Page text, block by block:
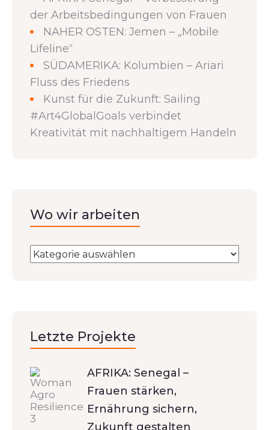
der Arbeitsbedingungen von Frauen
NAHER OSTEN: Jemen – „Mobile
Lifeline“
SÜDAMERIKA: Kolumbien – Ariari
Fluss des Friedens
Kunst für die Zukunft: Sailing
#Art4GlobalGoals verbindet
Kreativität mit nachhaltigem Handeln
Wo wir arbeiten
Letzte Projekte
AFRIKA: Senegal –
Frauen stärken,
Ernährung sichern,
Zukunft gestalten